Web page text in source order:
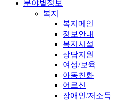
분야별정보
복지
복지메인
정보안내
복지시설
상담지원
여성/보육
아동친화
어르신
장애인/저소득